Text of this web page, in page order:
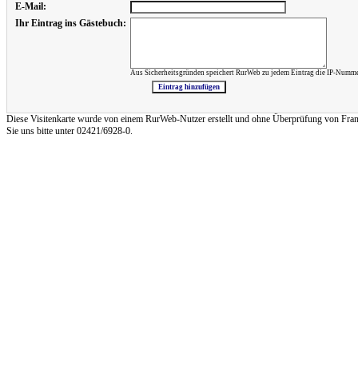
E-Mail:
Ihr Eintrag ins Gästebuch:
Aus Sicherheitsgründen speichert RurWeb zu jedem Eintrag die IP-
Diese Visitenkarte wurde von einem RurWeb-Nutzer erstellt und ohne Überprüfung von
Sie uns bitte unter 02421/6928-0.